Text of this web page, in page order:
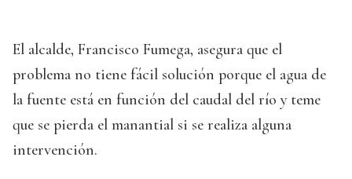
El alcalde, Francisco Fumega, asegura que el
problema no tiene fácil solución porque el agua de
la fuente está en función del caudal del río y teme
que se pierda el manantial si se realiza alguna
intervención.